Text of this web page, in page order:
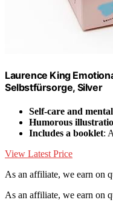
Laurence King
Selbstfürsorge, Silver
Self-care and
Humorous
Includes a booklet:
View Latest Price
As an affiliate, we earn on
As an affiliate, we earn on